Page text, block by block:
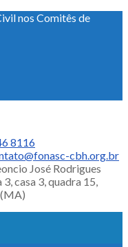
nos Comitês de
8116
cbh.org.br
José Rodrigues
casa 3, quadra 15,
(MA)